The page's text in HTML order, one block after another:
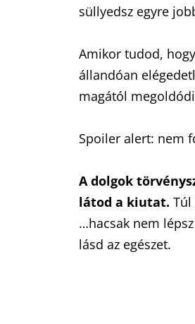
süllyedsz egyre
Amikor tudod,
állandóan
magától
Spoiler alert: nem
A dolgok
látod a kiutat. Túl
…hacsak nem
lásd az egészet.